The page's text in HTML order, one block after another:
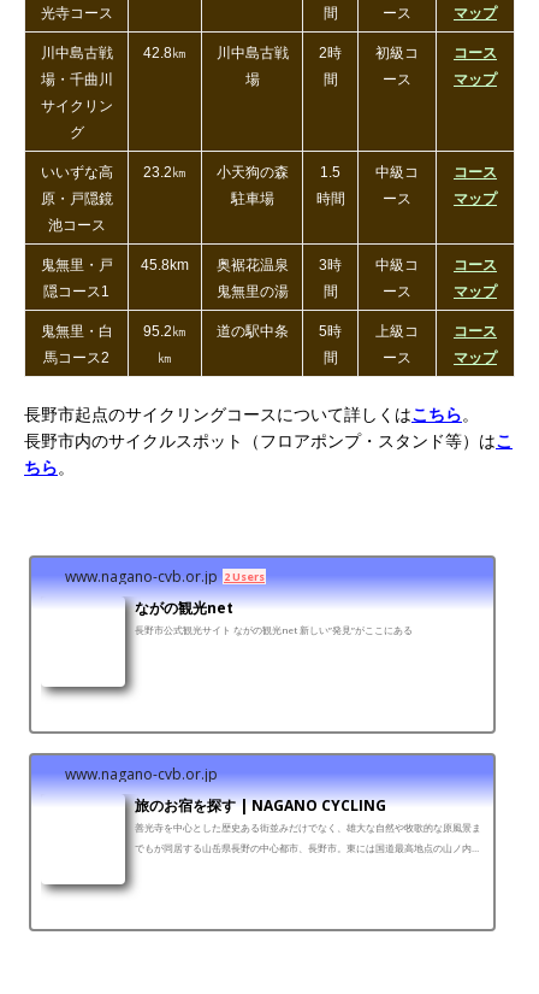
光寺コース 間 ース マップ
川中島古戦
場・千曲川
サイクリン
グ
42.8㎞
川中島古戦
場
2時
間
初級コ
ース
コース
マップ
いいずな高
原・戸隠鏡
池コース
23.2㎞
小天狗の森
駐車場
1.5
時間
中級コ
ース
コース
マップ
鬼無里・戸
隠コース1
45.8km
奥裾花温泉
鬼無里の湯
3時
間
中級コ
ース
コース
マップ
鬼無里・白
馬コース2
95.2㎞
㎞
道の駅中条
5時
間
上級コ
ース
コース
マップ
長野市起点のサイクリングコースについて詳しくはこちら。
長野市内のサイクルスポット（フロアポンプ・スタンド等）はこ
ちら。
www.nagano-cvb.or.jp 2 Users
ながの観光net
長野市公式観光サイト ながの観光net 新しい”発見”がここにある
www.nagano-cvb.or.jp
旅のお宿を探す | NAGANO CYCLING
善光寺を中心とした歴史ある街並みだけでなく、雄大な自然や牧歌的な原風景ま
でもが同居する山岳県長野の中心都市、長野市。東には国道最高地点の山ノ内町